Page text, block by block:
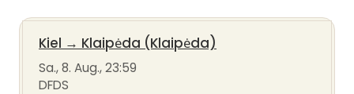
Kiel → Klaipėda (Klaipėda)
Sa., 8. Aug., 23:59
DFDS